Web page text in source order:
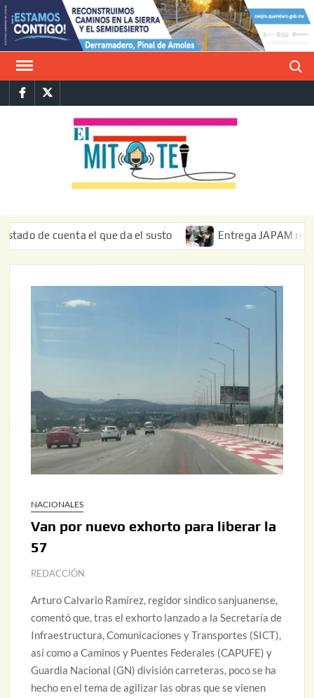
Saltar
al
contenido
FacebookTwitter
cuenta el que da el susto Entrega JAPAM
NACIONALES
Van por nuevo exhorto para liberar la
57
REDACCIÓN
Arturo Calvario Ramírez, regidor sindico sanjuanense,
comentó que, tras el exhorto lanzado a la Secretaría de
Infraestructura, Comunicaciones y Transportes (SICT),
así como a Caminos y Puentes Federales (CAPUFE) y
Guardia Nacional (GN) división carreteras, poco se ha
hecho en el tema de agilizar las obras que se vienen